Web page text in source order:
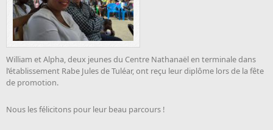
William et Alpha, deux jeunes du Centre Nathanaël en terminale dans
l’établissement Rabe Jules de Tuléar, ont reçu leur diplôme lors de la fête
de promotion.
Nous les félicitons pour leur beau parcours !